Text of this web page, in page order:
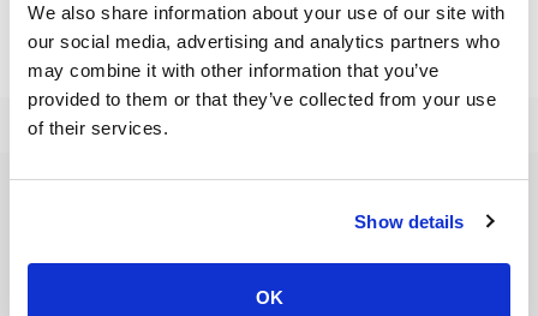
We also share information about your use of our site with
our social media, advertising and analytics partners who
may combine it with other information that you’ve
provided to them or that they’ve collected from your use
of their services.
Show details
OK
¡Viaja de Bangkok a Koh Tao más rápido y mucho más barato!
Aeropuerto de Samui Ferry
Aeropuerto de Suvarnabhumi Ferry
Bangkok Ferry